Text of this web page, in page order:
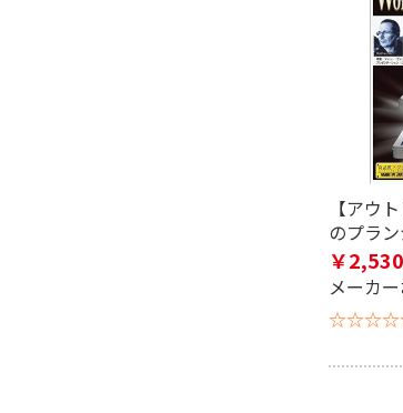
【アウ
のプラ
￥2,530
メーカ